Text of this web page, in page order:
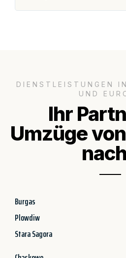
DIENSTLEISTUNGEN
UND
Ihr
Umzüge
Burgas
Plowdiw
Stara Sagora